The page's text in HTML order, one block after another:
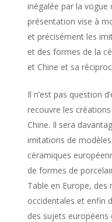
inégalée par la vogue
présentation vise à
et précisément les
et des formes de la
et Chine et sa
Il n’est pas question
recouvre les
Chine. Il sera
imitations de
céramiques
de formes de
Table en Europe,
occidentales et enfin
des sujets européens